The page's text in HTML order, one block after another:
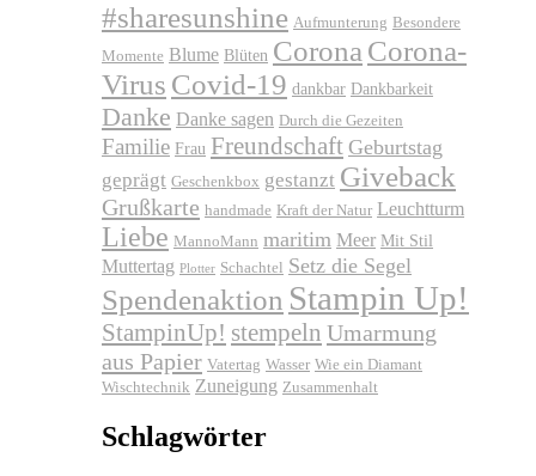
#sharesunshine Aufmunterung Besondere
Momente Blume Blüten CoronaCorona-
Virus Covid-19 dankbar Dankbarkeit
Danke Danke sagen Durch die Gezeiten
Familie Frau Freundschaft Geburtstag
geprägt Geschenkbox gestanzt Giveback
Grußkarte handmade Kraft der Natur Leuchtturm
Liebe MannoMann maritim Meer Mit Stil
Muttertag Plotter Schachtel Setz die Segel
Spendenaktion Stampin Up!
StampinUp! stempeln Umarmung
aus Papier Vatertag Wasser Wie ein Diamant
Wischtechnik Zuneigung Zusammenhalt
Schlagwörter